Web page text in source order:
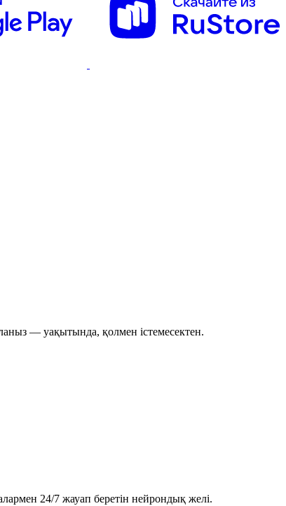
— уақытында, қолмен істемесектен.
24/7 жауап беретін нейрондық желі.